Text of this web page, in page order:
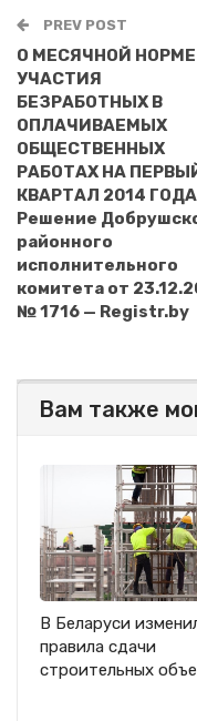
PREV POST
О МЕСЯЧНОЙ НОРМЕ
УЧАСТИЯ
БЕЗРАБОТНЫХ В
ОПЛАЧИВАЕМЫХ
ОБЩЕСТВЕННЫХ
РАБОТАХ НА
КВАРТАЛ 2014
Решение
районного
исполнительного
комитета от
№ 1716 — Registr.by
Вам также
В Беларуси
правила сдачи
строительных